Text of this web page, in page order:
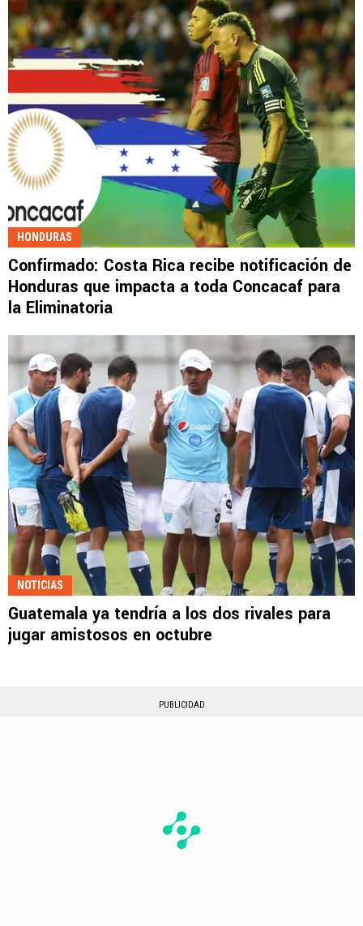
HONDURAS
Confirmado: Costa Rica recibe notificación de
Honduras que impacta a toda Concacaf para
la Eliminatoria
NOTICIAS
Guatemala ya tendría a los dos rivales para
jugar amistosos en octubre
PUBLICIDAD